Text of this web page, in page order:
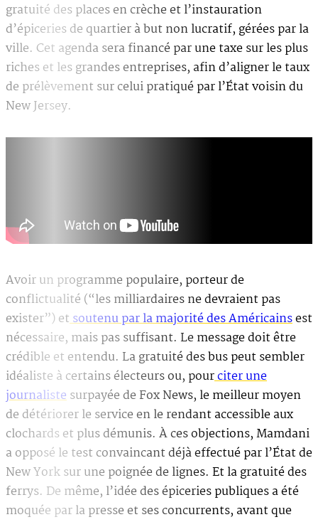
gratuité des places en crèche et l’instauration
d’épiceries de quartier à but non lucratif, gérées par la
ville. Cet agenda sera financé par une taxe sur les plus
riches et les grandes entreprises, afin d’aligner le taux
de prélèvement sur celui pratiqué par l’État voisin du
New Jersey.
Avoir un programme populaire, porteur de
conflictualité (“les milliardaires ne devraient pas
exister”) etsoutenu par la majorité des Américainsest
nécessaire, mais pas suffisant. Le message doit être
crédible et entendu. La gratuité des bus peut sembler
idéaliste à certains électeurs ou, pourciter une
journalistesurpayée de Fox News, le meilleur moyen
de détériorer le service en le rendant accessible aux
clochards et plus démunis. À ces objections, Mamdani
a opposé le test convaincant déjà effectué par l’État de
New York sur une poignée de lignes. Et la gratuité des
ferrys. De même, l’idée des épiceries publiques a été
moquée par la presse et ses concurrents, avant que